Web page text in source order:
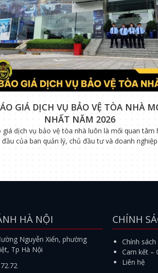
GIÁ DỊCH VỤ BẢO VỆ TÒA NHÀ
NHẤT NĂM 2026
giá dịch vụ bảo vệ tòa nhà luôn là mối quan tâm
đầu của ban quản lý, chủ đầu tư và doanh nghiệp
HÀ NỘI
Nguyễn Xiển, phường
Tp Hà Nội
CHÍNH
Chính
Cam kết –
Liên hệ